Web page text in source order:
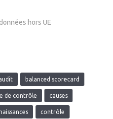
hors UE
balanced scorecard
de contrôle causes
contrôle